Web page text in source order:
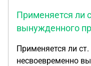
сразу в суд? 3. Какие у меня шансы на
восстановление
Каков срок
Применяется ли
вынужденного
Применяется ли
несвоевременно